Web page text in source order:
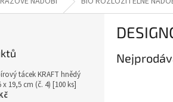
tácek KRAFT hnědý
x 19,5 cm (č. 4) [100 ks]